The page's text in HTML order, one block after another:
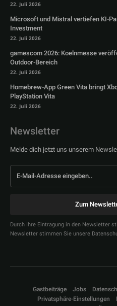
22. Juli 2026
Microsoft und Mistral vertiefen KI-
Investment
22. Juli 2026
gamescom 2026: Koelnmesse
Outdoor-Bereich
22. Juli 2026
Homebrew-App Green Vita bringt
PlayStation Vita
22. Juli 2026
Newsletter
Melde dich jetzt uns unserem
Zum
Durch Ihre Eintragung in den Newsletter
Newsletter stimmen Sie unsere
Gastbeiträge Jobs
Privatsphäre-Einstellungen